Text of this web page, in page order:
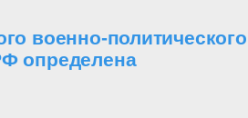
военно-политического
определена